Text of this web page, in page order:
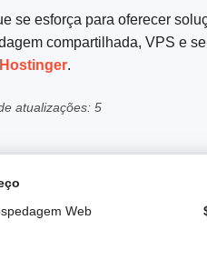
se esforça para oferecer
compartilhada, VPS e
.
atualizações: 5
Web